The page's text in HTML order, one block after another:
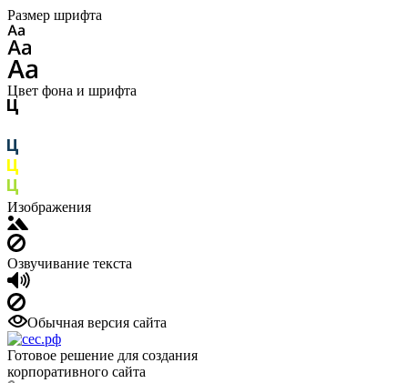
Размер шрифта
Цвет фона и шрифта
Изображения
Озвучивание текста
Обычная версия сайта
Готовое решение для создания
корпоративного сайта